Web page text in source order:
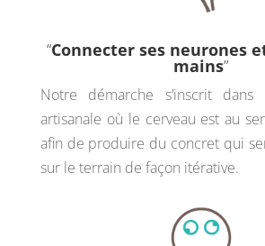
“Connecter ses neurones
mains”
Notre démarche s’inscrit dans
artisanale où le cerveau est au
afin de produire du concret qui
sur le terrain de façon itérative.